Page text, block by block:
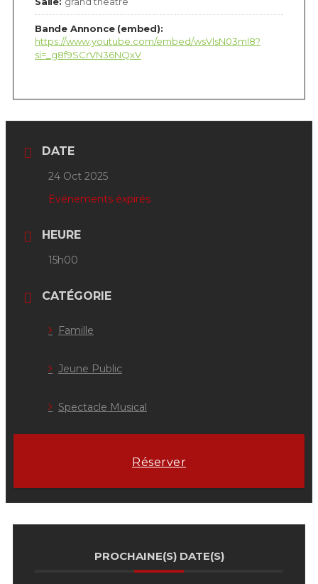
Bande Annonce (embed):
https://www.youtube.com/embed/wsVlsN03mI8?
si=_g8f9SCrVN36NQxV
DATE
24 Oct 2025
Evénements éxpirés
HEURE
15h00
CATÉGORIE
Famille
Jeune Public
Spectacle Musical
Réserver
PROCHAINE(S) DATE(S)